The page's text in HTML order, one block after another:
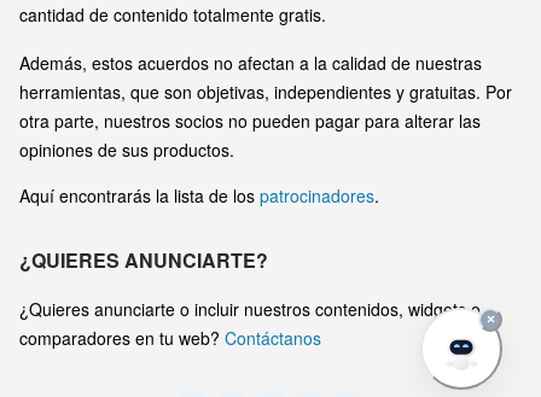
×
cantidad de contenido totalmente gratis.
Además, estos acuerdos no afectan a la calidad de nuestras
herramientas, que son objetivas, independientes y gratuitas. Por
otra parte, nuestros socios no pueden pagar para alterar las
opiniones de sus productos.
Aquí encontrarás la lista de los patrocinadores.
¿QUIERES ANUNCIARTE?
¿Quieres anunciarte o incluir nuestros contenidos, widgets o
comparadores en tu web? Contáctanos